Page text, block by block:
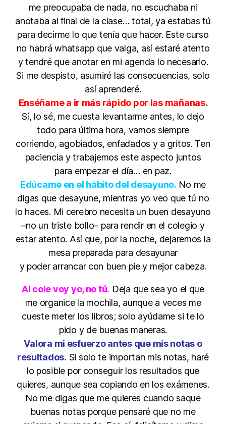
me preocupaba de nada, no escuchaba ni
anotaba al final de la clase… total, ya estabas tú
para decirme lo que tenía que hacer. Este curso
no habrá whatsapp que valga, así estaré atento
y tendré que anotar en mi agenda lo necesario.
Si me despisto, asumiré las consecuencias, solo
así aprenderé.
Enséñame a ir más rápido por las mañanas.
Sí, lo sé, me cuesta levantarme antes, lo dejo
todo para última hora, vamos siempre
corriendo, agobiados, enfadados y a gritos. Ten
paciencia y trabajemos este aspecto juntos
para empezar el día… en paz.
Edúcame en el hábito del desayuno. No me
digas que desayune, mientras yo veo que tú no
lo haces. Mi cerebro necesita un buen desayuno
–no un triste bollo– para rendir en el colegio y
estar atento. Así que, por la noche, dejaremos la
mesa preparada para desayunar
y poder arrancar con buen pie y mejor cabeza.
Al cole voy yo, no tú. Deja que sea yo el que
me organice la mochila, aunque a veces me
cueste meter los libros; solo ayúdame si te lo
pido y de buenas maneras.
Valora mi esfuerzo antes que mis notas o
resultados. Si solo te importan mis notas, haré
lo posible por conseguir los resultados que
quieres, aunque sea copiando en los exámenes.
No me digas que me quieres cuando saque
buenas notas porque pensaré que no me